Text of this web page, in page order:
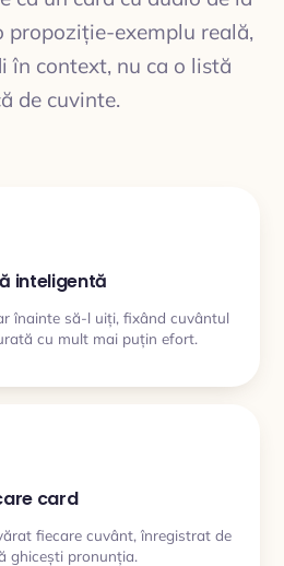
exemplu reală,
în context, nu ca o listă
de cuvinte.
inteligentă
înainte să-l uiți, fixând cuvântul
cu mult mai puțin efort.
card
fiecare cuvânt, înregistrat de
ghicești pronunția.